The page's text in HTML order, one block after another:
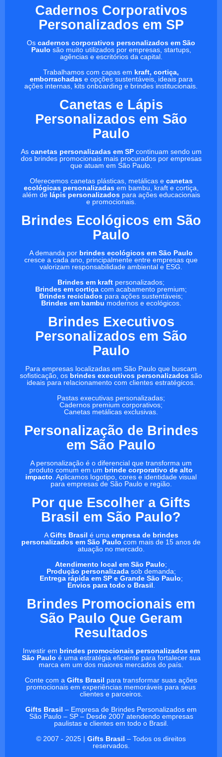
Cadernos Corporativos
Personalizados em SP
Os cadernos corporativos personalizados em São
Paulo são muito utilizados por empresas, startups,
agências e escritórios da capital.
Trabalhamos com capas em kraft, cortiça,
emborrachadase opções sustentáveis, ideais para
ações internas, kits onboarding e brindes institucionais.
Canetas e Lápis
Personalizados em São
Paulo
As canetas personalizadas em SPcontinuam sendo um
dos brindes promocionais mais procurados por empresas
que atuam em São Paulo.
Oferecemos canetas plásticas, metálicas e canetas
ecológicas personalizadasem bambu, kraft e cortiça,
além de lápis personalizadospara ações educacionais
e promocionais.
Brindes Ecológicos em São
Paulo
A demanda por brindes ecológicos em São Paulo
cresce a cada ano, principalmente entre empresas que
valorizam responsabilidade ambiental e ESG.
Brindes em kraft personalizados;
Brindes em cortiça com acabamento premium;
Brindes reciclados para ações sustentáveis;
Brindes em bambu modernos e ecológicos.
Brindes Executivos
Personalizados em São
Paulo
Para empresas localizadas em São Paulo que buscam
sofisticação, os brindes executivos personalizados são
ideais para relacionamento com clientes estratégicos.
Pastas executivas personalizadas;
Cadernos premium corporativos;
Canetas metálicas exclusivas.
Personalização de Brindes
em São Paulo
A personalização é o diferencial que transforma um
produto comum em um brinde corporativo de alto
impacto . Aplicamos logotipo, cores e identidade visual
para empresas de São Paulo e região.
Por que Escolher a Gifts
Brasil em São Paulo?
AGifts Brasil é uma empresa de brindes
personalizados em São Paulo com mais de 15 anos de
atuação no mercado.
Atendimento local em São Paulo;
Produção personalizadasob demanda;
Entrega rápida em SP e Grande São Paulo;
Envios para todo o Brasil
Brindes Promocionais em
São Paulo Que Geram
Resultados
Investir em brindes promocionais personalizados em
São Paulo é uma estratégia eficiente para fortalecer sua
marca em um dos maiores mercados do país.
Conte com a Gifts Brasil para transformar suas ações
promocionais em experiências memoráveis para seus
clientes e parceiros.
Gifts Brasil – Empresa de Brindes Personalizados em
São Paulo – SP – Desde 2007 atendendo empresas
paulistas e clientes em todo o Brasil.
© 2007 - 2025 | Gifts Brasil – Todos os direitos
reservados.